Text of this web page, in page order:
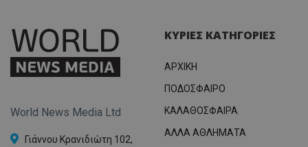
World News Media Ltd
Γιάννου Κρανιδιώτη 102,
ΚΥΡΙΕΣ ΚΑΤΗΓΟΡΙΕΣ
ΑΡΧΙΚΗ
ΠΟΔΟΣΦΑΙΡΟ
ΚΑΛΑΘΟΣΦΑΙΡΑ
ΑΛΛΑ ΑΘΛΗΜΑΤΑ